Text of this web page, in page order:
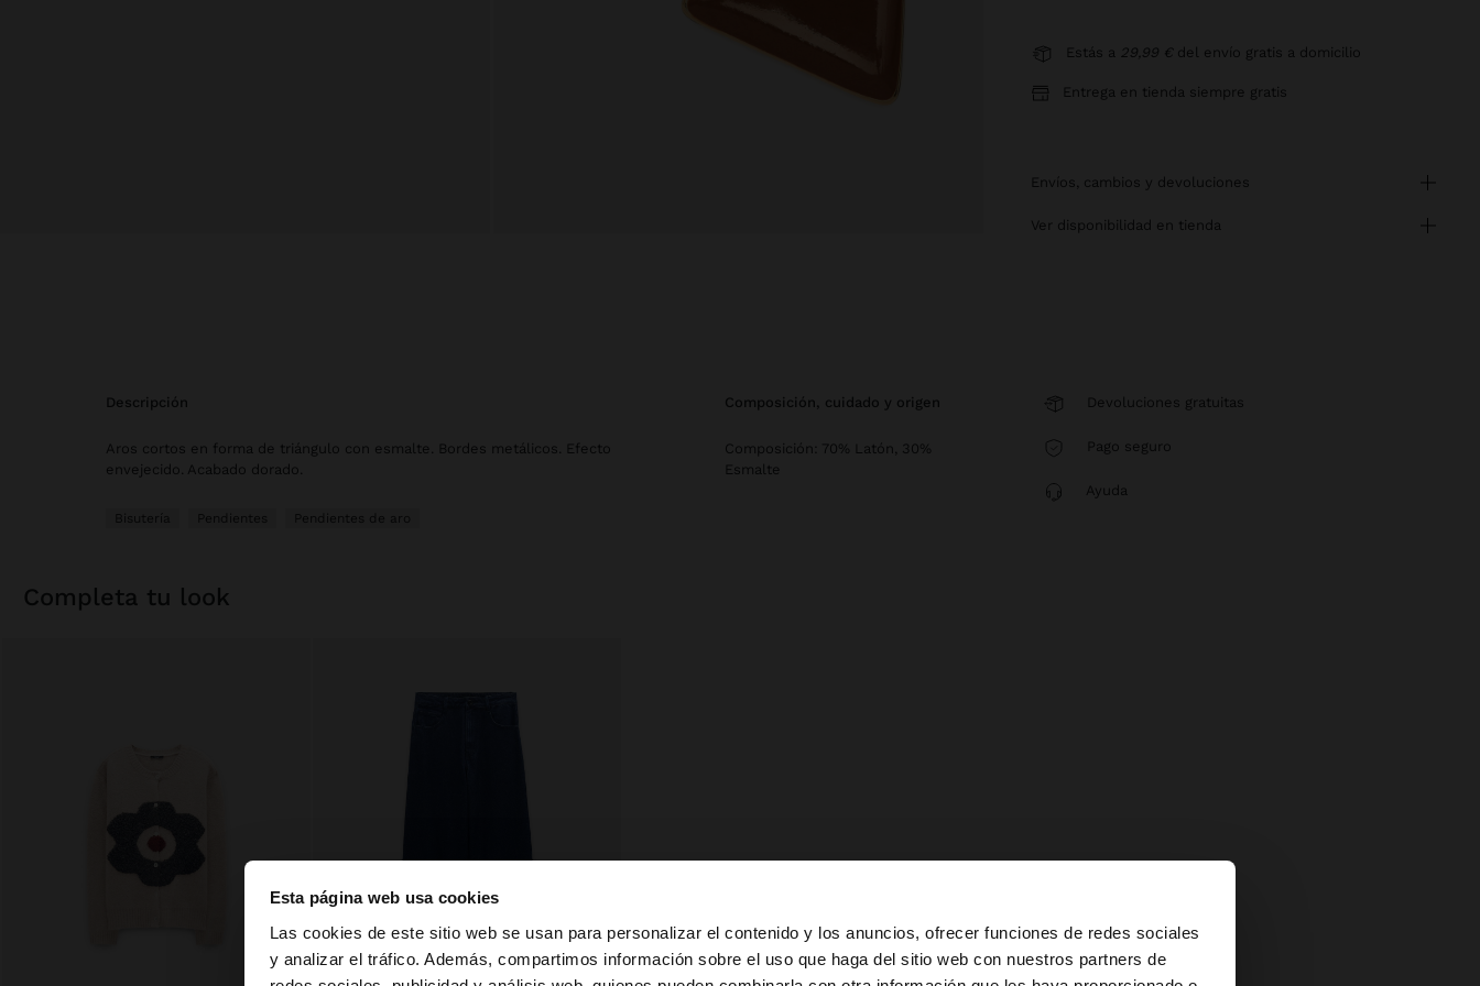
Esta página web usa cookies
Las cookies de este sitio web se usan para personalizar el contenido y los anuncios, ofrecer funciones de redes sociales
y analizar el tráfico. Además, compartimos información sobre el uso que haga del sitio web con nuestros partners de
hola ×
Estás a 29,99 € del envío gratis a domicilio
Entrega en tienda siempre gratis
envíos, cambios y devoluciones
ver disponibilidad en tienda
descripción
Aros cortos en forma de triángulo con esmalte. Bordes metálicos. Efecto
envejecido. Acabado dorado.
Bisutería Pendientes Pendientes de aro
composición, cuidado y origen
Composición: 70% Latón, 30%
Esmalte
Devoluciones gratuitas
Pago seguro
Ayuda
completa tu look